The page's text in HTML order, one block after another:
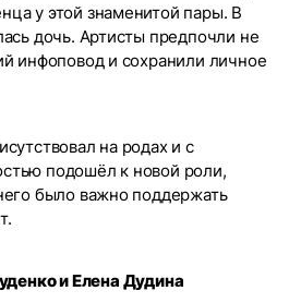
у этой знаменитой пары. В
дочь. Артисты предпочли не
инфоповод и сохранили личное
на родах и с
подошёл к новой роли,
было важно поддержать
и Елена Дудина